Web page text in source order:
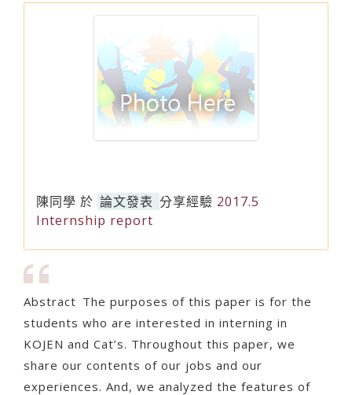
陳同學 於 論文發表 分享經驗 2017.5
Internship report
Abstract The purposes of this paper is for the
students who are interested in interning in
KOJEN and Cat’s. Throughout this paper, we
share our contents of our jobs and our
experiences. And, we analyzed the features of